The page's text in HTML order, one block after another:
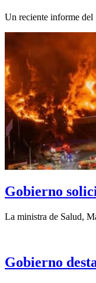
Un reciente informe del
Gobierno
La ministra de Salud,
Gobierno